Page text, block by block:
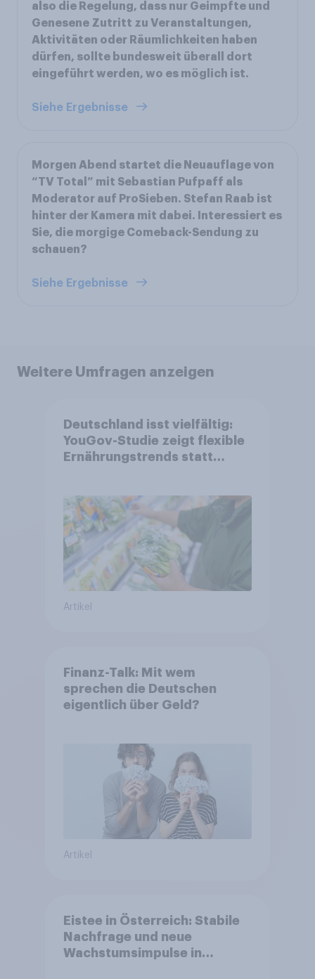
also die Regelung, dass nur Geimpfte und
Genesene Zutritt zu Veranstaltungen,
Aktivitäten oder Räumlichkeiten haben
dürfen, sollte bundesweit überall dort
eingeführt werden, wo es möglich ist.
Siehe Ergebnisse
Morgen Abend startet die Neuauflage von
“TV Total” mit Sebastian Pufpaff als
Moderator auf ProSieben. Stefan Raab ist
hinter der Kamera mit dabei. Interessiert es
Sie, die morgige Comeback-Sendung zu
schauen?
Siehe Ergebnisse
Weitere Umfragen anzeigen
Deutschland isst vielfältig:
YouGov-Studie zeigt flexible
Ernährungstrends statt
Artikel
Finanz-Talk: Mit wem
sprechen die Deutschen
eigentlich über Geld?
Artikel
Eistee in Österreich: Stabile
Nachfrage und neue
Wachstumsimpulse in